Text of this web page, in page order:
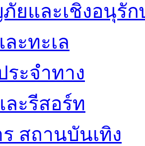
ยและเชิงอนุรัก
ะทะเล
ระจำทาง
ละรีสอร์ท
สถานบันเทิง